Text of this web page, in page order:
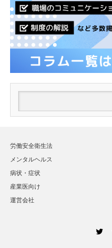
労働安全衛生法
メンタルヘルス
病状・症状
産業医向け
運営会社